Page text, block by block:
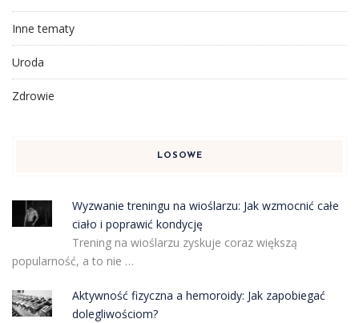
Inne tematy
Uroda
Zdrowie
LOSOWE
Wyzwanie treningu na wioślarzu: Jak wzmocnić całe
ciało i poprawić kondycję
Trening na wioślarzu zyskuje coraz większą
popularność, a to nie …
Aktywność fizyczna a hemoroidy: Jak zapobiegać
dolegliwościom?